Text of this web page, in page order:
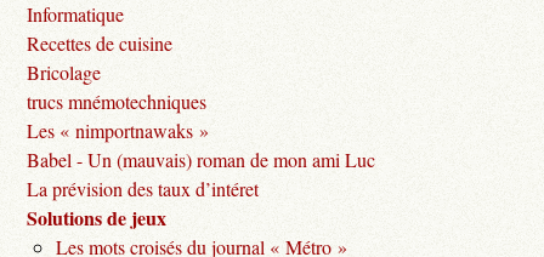
Informatique
Recettes de cuisine
Bricolage
trucs mnémotechniques
Les « nimportnawaks »
Babel - Un (mauvais) roman de mon ami Luc
La prévision des taux d’intéret
Solutions de jeux
Les mots croisés du journal « Métro »